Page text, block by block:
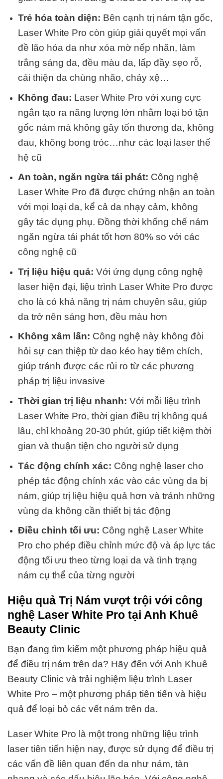
Trẻ hóa toàn diện: Bên cạnh trị nám tận gốc,
Laser White Pro còn giúp giải quyết mọi vấn
đề lão hóa da như xóa mờ nếp nhăn, làm
trắng sáng da, đều màu da, lấp đầy sẹo rỗ,
cải thiện da chùng nhão, chảy xệ…
Không đau: Laser White Pro với xung cực
ngắn tạo ra năng lượng lớn nhằm loại bỏ tận
gốc nám mà không gây tổn thương da, không
đau, không bong tróc…như các loại laser thế
hệ cũ
An toàn, ngăn ngừa tái phát: Công nghệ
Laser White Pro đã được chứng nhận an toàn
với mọi loại da, kể cả da nhạy cảm, không
gây tác dụng phụ. Đồng thời khống chế nám
ngăn ngừa tái phát tốt hơn 80% so với các
công nghệ cũ
Trị liệu hiệu quả: Với ứng dụng công nghệ
laser hiện đại, liệu trình Laser White Pro được
cho là có khả năng trị nám chuyên sâu, giúp
da trở nên sáng hơn, đều màu hơn
Không xâm lấn: Công nghệ này không đòi
hỏi sự can thiệp từ dao kéo hay tiêm chích,
giúp tránh được các rủi ro từ các phương
pháp trị liệu invasive
Thời gian trị liệu nhanh: Với mỗi liệu trình
Laser White Pro, thời gian điều trị không quá
lâu, chỉ khoảng 20-30 phút, giúp tiết kiệm thời
gian và thuận tiện cho người sử dụng
Tác động chính xác: Công nghệ laser cho
phép tác động chính xác vào các vùng da bị
nám, giúp trị liệu hiệu quả hơn và tránh những
vùng da không cần thiết bị tác động
Điều chỉnh tối ưu: Công nghệ Laser White
Pro cho phép điều chỉnh mức độ và áp lực tác
động tối ưu theo từng loại da và tình trạng
nám cụ thể của từng người
Hiệu quả Trị Nám vượt trội với công
nghệ Laser White Pro tại Anh Khuê
Beauty Clinic
Bạn đang tìm kiếm một phương pháp hiệu quả
để điều trị nám trên da? Hãy đến với Anh Khuê
Beauty Clinic và trải nghiệm liệu trình Laser
White Pro – một phương pháp tiên tiến và hiệu
quả để loại bỏ các vết nám trên da.
Laser White Pro là một trong những liệu trình
laser tiên tiến hiện nay, được sử dụng để điều trị
các vấn đề liên quan đến da như nám, tàn